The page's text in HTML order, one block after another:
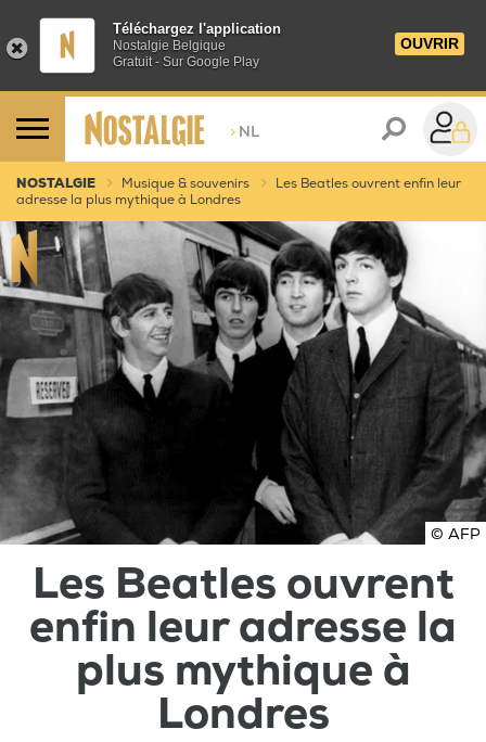
Téléchargez l'application
Nostalgie Belgique
Gratuit - Sur Google Play
OUVRIR
> NL
NOSTALGIE Musique & souvenirs
Les Beatles ouvrent enfin leur
adresse la plus mythique à Londres
© AFP
Les Beatles ouvrent
enfin leur adresse la
plus mythique à
Londres